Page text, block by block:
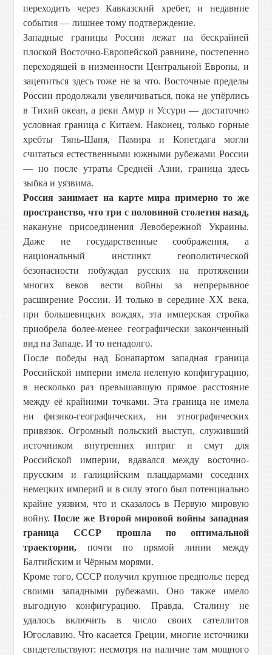
переходить через Кавказский хребет, и недавние
события — лишнее тому подтверждение.
Западные границы России лежат на бескрайней
плоской Восточно-Европейской равнине, постепенно
переходящей в низменности Центральной Европы, и
зацепиться здесь тоже не за что. Восточные пределы
России продолжали увеличиваться, пока не упёрлись
в Тихий океан, а реки Амур и Уссури — достаточно
условная граница с Китаем. Наконец, только горные
хребты Тянь-Шаня, Памира и Копетдага могли
считаться естественными южными рубежами России
— но после утраты Средней Азии, граница здесь
зыбка и уязвима.
Россия занимает на карте мира примерно то же
пространство, что три с половиной столетия назад,
накануне присоединения Левобережной Украины.
Даже не государственные соображения, а
национальный инстинкт геополитической
безопасности побуждал русских на протяжении
многих веков вести войны за непрерывное
расширение России. И только в середине ХХ века,
при большевицких вождях, эта имперская стройка
приобрела более-менее географически законченный
вид на Западе. И то ненадолго.
После победы над Бонапартом западная граница
Российской империи имела нелепую конфигурацию,
в несколько раз превышавшую прямое расстояние
между её крайними точками. Эта граница не имела
ни физико-географических, ни этнографических
привязок. Огромный польский выступ, служивший
источником внутренних интриг и смут для
Российской империи, вдавался между восточно-
прусским и галицийским плацдармами соседних
немецких империй и в силу этого был потенциально
крайне уязвим, что и сказалось в Первую мировую
войну.После же Второй мировой войны западная
граница СССР прошла по оптимальной
траектории, почти по прямой линии между
Балтийским и Чёрным морями.
Кроме того, СССР получил крупное предполье перед
своими западными рубежами. Оно также имело
выгодную конфигурацию. Правда, Сталину не
удалось включить в число своих сателлитов
Югославию. Что касается Греции, многие источники
свидетельствуют: несмотря на наличие там мощного